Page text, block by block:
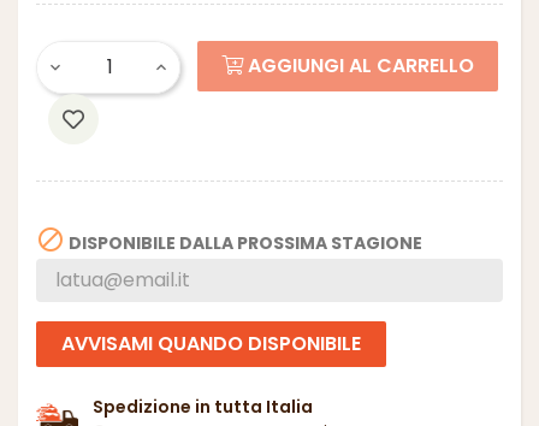
AGGIUNGI AL CARRELLO
 DISPONIBILE DALLA PROSSIMA STAGIONE
AVVISAMI QUANDO DISPONIBILE
Spedizione in tutta Italia